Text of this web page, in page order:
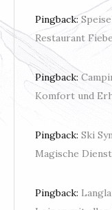
Pingback:
Restaurant
Pingback:
Komfort und
Pingback: Ski
Magische
Pingback: